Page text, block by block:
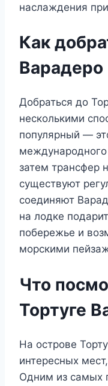
наслаждения
Как
Варадеро
Добраться до
несколькими
популярный —
затем трансфер
существуют
соединяют
на лодке
побережье и
морскими
Что
Тортуге
На острове
интересных
Одним из самых